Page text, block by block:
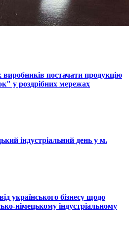
постачати продукцію
у роздрібних мережах
індустріальний день у м.
українського бізнесу щодо
німецькому індустріальному